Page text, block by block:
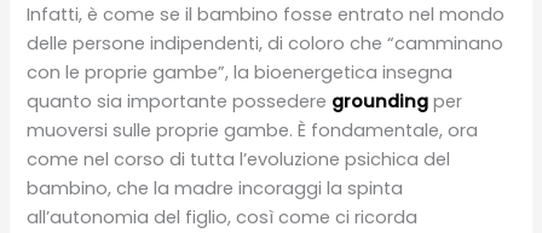
Infatti, è come se il bambino fosse entrato nel mondo
delle persone indipendenti, di coloro che “camminano
con le proprie gambe”, la bioenergetica insegna
quanto sia importante possedere grounding per
muoversi sulle proprie gambe. È fondamentale, ora
come nel corso di tutta l’evoluzione psichica del
bambino, che la madre incoraggi la spinta
all’autonomia del figlio, così come ci ricorda